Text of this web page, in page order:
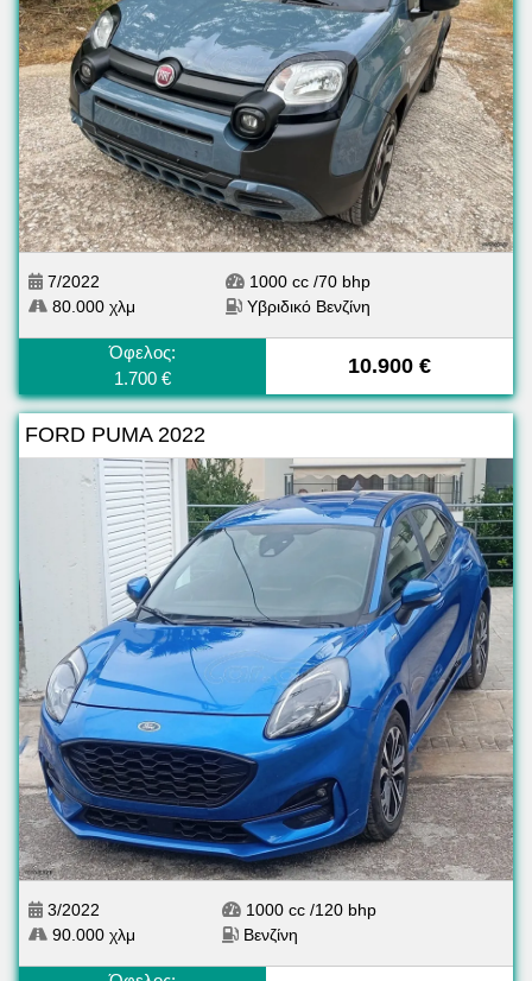
7/2022
80.000 χλμ
1000 cc /70 bhp
Υβριδικό Βενζίνη
Όφελος:
1.700 €
10.900 €
FORD PUMA 2022
3/2022
90.000 χλμ
1000 cc /120 bhp
Βενζίνη